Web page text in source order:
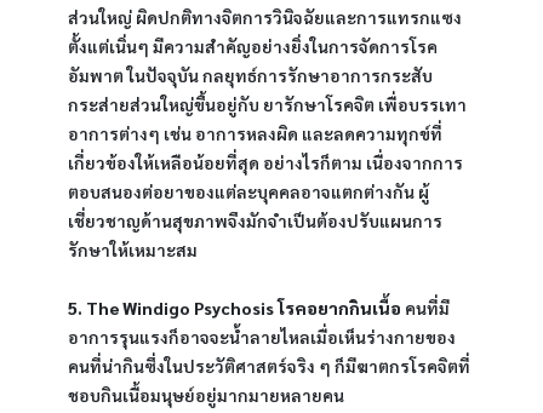
ส่วนใหญ่ ผิดปกติทางจิตการวินิจฉัยและการแทรกแซง
ตั้งแต่เนิ่นๆ มีความสำคัญอย่างยิ่งในการจัดการโรค
อัมพาต ในปัจจุบัน กลยุทธ์การรักษาอาการกระสับ
กระส่ายส่วนใหญ่ขึ้นอยู่กับ ยารักษาโรคจิต เพื่อบรรเทา
อาการต่างๆ เช่น อาการหลงผิด และลดความทุกข์ที่
เกี่ยวข้องให้เหลือน้อยที่สุด อย่างไรก็ตาม เนื่องจากการ
ตอบสนองต่อยาของแต่ละบุคคลอาจแตกต่างกัน ผู้
เชี่ยวชาญด้านสุขภาพจึงมักจำเป็นต้องปรับแผนการ
รักษาให้เหมาะสม
5. The Windigo Psychosis โรคอยากกินเนื้อ คนที่มี
อาการรุนแรงก็อาจจะน้ำลายไหลเมื่อเห็นร่างกายของ
คนที่น่ากินซึ่งในประวัติศาสตร์จริง ๆ ก็มีฆาตกรโรคจิตที่
ชอบกินเนื้อมนุษย์อยู่มากมายหลายคน